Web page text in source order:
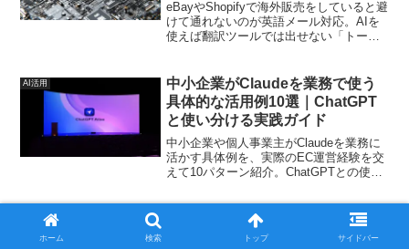
eBayやShopifyで海外販売をしていると避
けて通れないのが英語メール対応。AIを
使えば翻訳ツールでは出せない「トーン
公開します。
AI活用
中小企業がClaudeを業務で使う
具体的な活用例10選｜ChatGPT
と使い分ける実践ガイド
中小企業や個人事業主がClaudeを業務に
活かす具体例を、実際のEC運営経験を交
えて10パターン紹介。ChatGPTとの使い
かりやすく解説します。
AI活用
AIで社内議事録・打ち合わせメモ
を自動整理する実践ガイド｜中小
ホーム 検索 トップ サイドバー